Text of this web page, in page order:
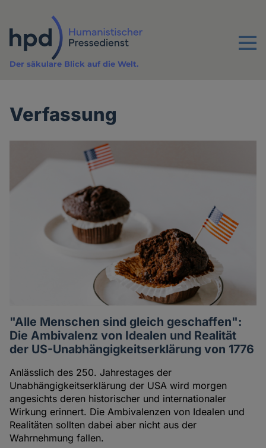
Inhalt
Menu
Der säkulare Blick auf die Welt.
Verfassung
"Alle Menschen sind gleich geschaffen":
Die Ambivalenz von Idealen und Realität
der US-Unabhängigkeitserklärung von 1776
Anlässlich des 250. Jahrestages der
Unabhängigkeitserklärung der USA wird morgen
angesichts deren historischer und internationaler
Wirkung erinnert. Die Ambivalenzen von Idealen und
Realitäten sollten dabei aber nicht aus der
Wahrnehmung fallen.